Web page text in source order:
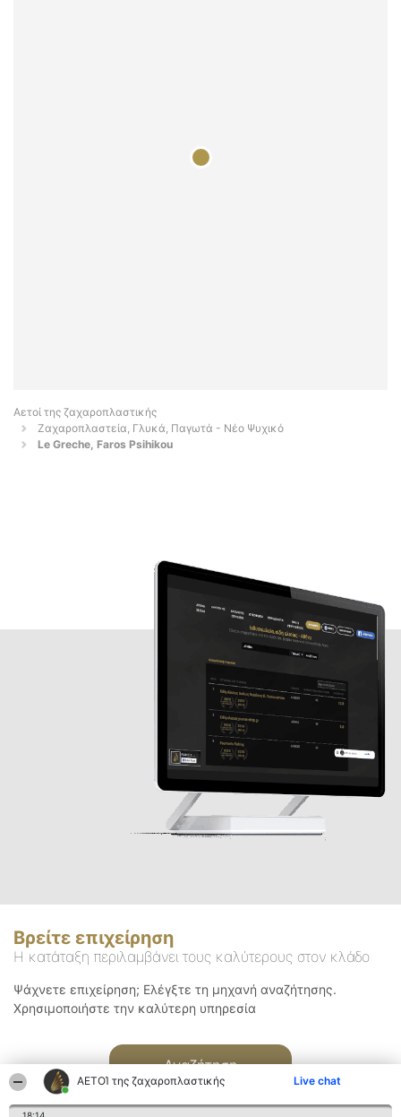
ΑΕΤΟΊ της ζαχαροπλαστικής Live chat
Αετοί της ζαχαροπλαστικής
Ζαχαροπλαστεία, Γλυκά, Παγωτά - Νέο Ψυχικό
Le Greche, Faros Psihikou
Βρείτε επιχείρηση
Η κατάταξη περιλαμβάνει τους καλύτερους στον κλάδο
Ψάχνετε επιχείρηση; Ελέγξτε τη μηχανή αναζήτησης.
Χρησιμοποιήστε την καλύτερη υπηρεσία
Αναζήτηση